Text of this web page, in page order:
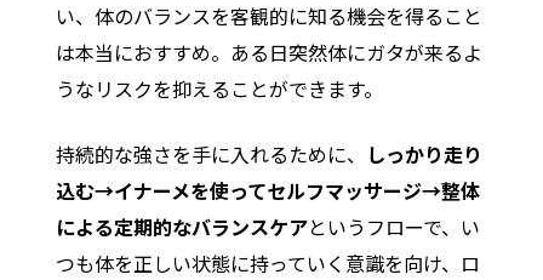
い、体のバランスを客観的に知る機会を得ること
は本当におすすめ。ある日突然体にガタが来るよ
うなリスクを抑えることができます。
持続的な強さを手に入れるために、 しっかり走り
込む→イナーメを使ってセルフマッサージ→整体
による定期的なバランスケアというフローで、い
つも体を正しい状態に持っていく意識を向け、ロ